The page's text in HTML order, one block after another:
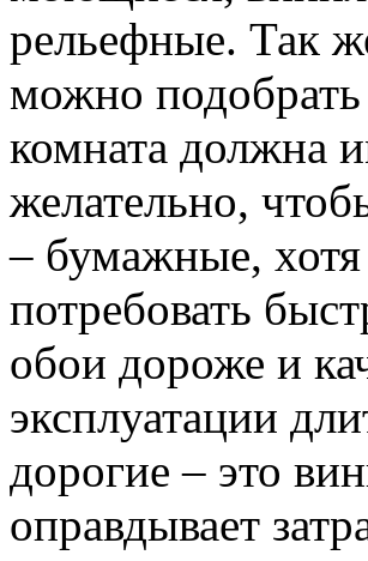
рельефные. Так
можно
комната должна
желательно,
– бумажные,
потребовать
обои дороже и
эксплуатации
дорогие – это
оправдывает